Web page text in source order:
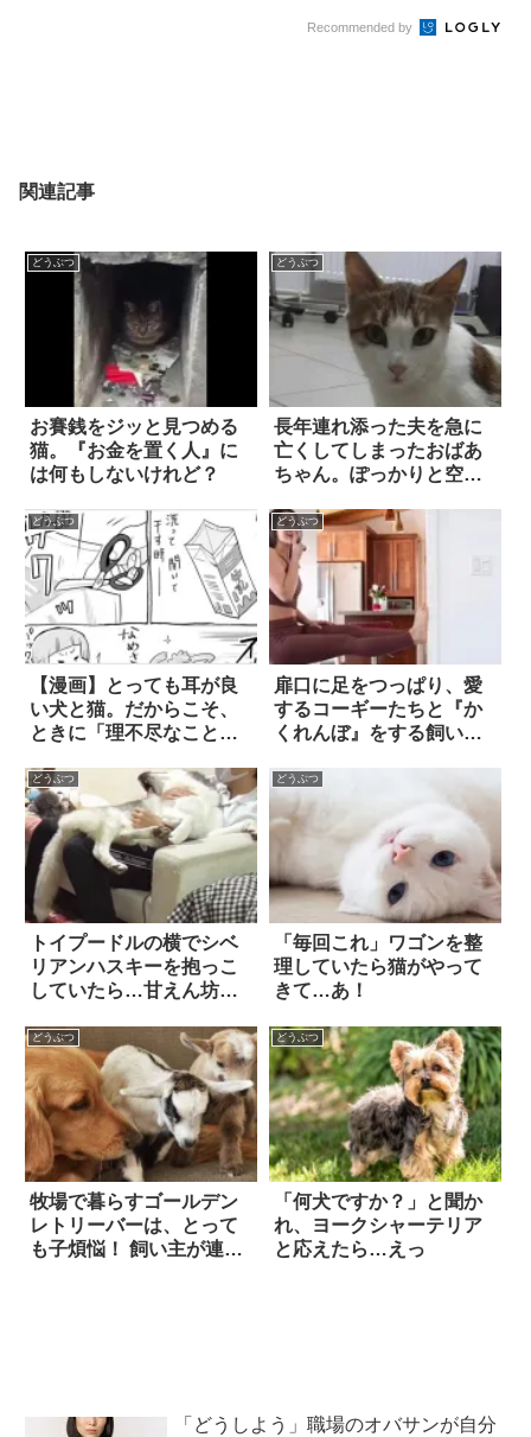
Recommended by
関連記事
どうぶつ
お賽銭をジッと見つめる
猫。『お金を置く人』に
は何もしないけれど？
どうぶつ
長年連れ添った夫を急に
亡くしてしまったおばあ
ちゃん。ぽっかりと空い
っぽのない元ノラ猫」だ
った
どうぶつ
【漫画】とっても耳が良
い犬と猫。だからこそ、
ときに「理不尽なこと」
どうぶつ
扉口に足をつっぱり、愛
するコーギーたちと『か
くれんぼ』をする飼い
けがない、と思いき
や…！？
どうぶつ
トイプードルの横でシベ
リアンハスキーを抱っこ
していたら…甘えん坊な2
どうぶつ
「毎回これ」ワゴンを整
理していたら猫がやって
きて…あ！
どうぶつ
牧場で暮らすゴールデン
レトリーバーは、とって
も子煩悩！ 飼い主が連れ
どうぶつ
「何犬ですか？」と聞か
れ、ヨークシャーテリア
と応えたら…えっ
「どうしよう」職場のオバサンが自分